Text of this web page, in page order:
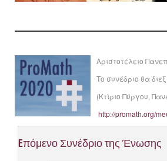
Αριστοτέλειο
Το συνέδριο θα
(Κτίριο Πύργου,
http://promath.org/
Eπόμενο Συνέδριοτης Ένωσης